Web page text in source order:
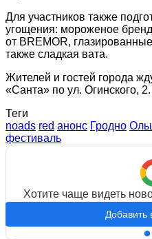
Для участников также
угощения: мороженое
от BREMOR,
также сладкая вата.
Жителей и гостей города
«Санта» по ул. Огинского,
Теги
noads red анонс Гродно
фестиваль
Хотите чаще видеть
Добавить